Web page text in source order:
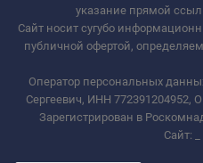
указание прямой
Сайт носит сугубо
публичной офертой,
Оператор персональных
Сергеевич, ИНН 772391204952,
Зарегистрирован в
Сайт: